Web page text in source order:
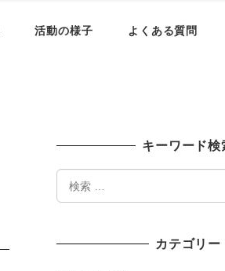
活動の様子 よくある質問
キーワード検
索
カテゴリー